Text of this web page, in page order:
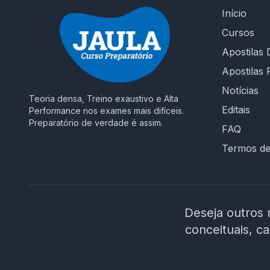
Teoria densa, Treino exaustivo e Alta
Performance nos exames mais difíceis.
Preparatório de verdade é assim.
Início
Cursos
Apostilas
Apostilas
Notícias
Editais
FAQ
Termos
Deseja outros
conceituais,